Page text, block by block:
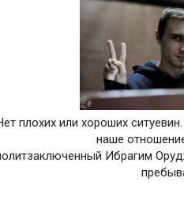
плохих или хороших
наше
Ибрагим